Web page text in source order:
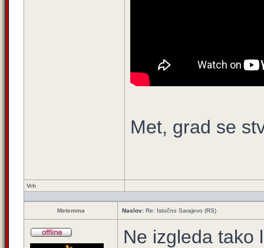
Met, grad se
Vrh
Metemma Naslov: Re: Istočno Sarajevo (RS)
Ne izgleda tako